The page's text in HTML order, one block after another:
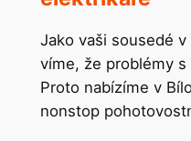
Jako vaši sousedé
víme, že problémy
Proto nabízíme v
nonstop